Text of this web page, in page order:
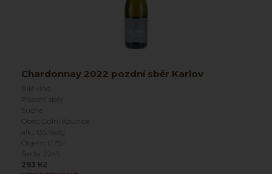
Chardonnay 2022 pozdní sběr Karlov
Bílé víno
Pozdní sběr
Suché
Obec: Dolní Kounice
alk.: 13.5 %obj
Objem: 0.75 l
Šarže: 2245
293 Kč